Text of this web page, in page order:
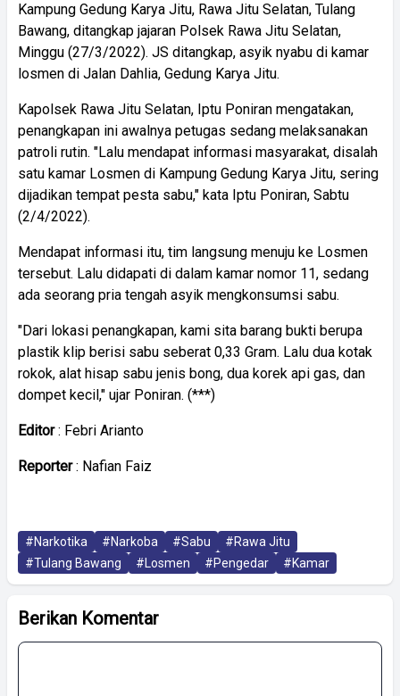
Kampung Gedung Karya Jitu, Rawa Jitu Selatan, Tulang
Bawang, ditangkap jajaran Polsek Rawa Jitu Selatan,
Minggu (27/3/2022). JS ditangkap, asyik nyabu di kamar
losmen di Jalan Dahlia, Gedung Karya Jitu.
Kapolsek Rawa Jitu Selatan, Iptu Poniran mengatakan,
penangkapan ini awalnya petugas sedang melaksanakan
patroli rutin. "Lalu mendapat informasi masyarakat, disalah
satu kamar Losmen di Kampung Gedung Karya Jitu, sering
dijadikan tempat pesta sabu," kata Iptu Poniran, Sabtu
(2/4/2022).
Mendapat informasi itu, tim langsung menuju ke Losmen
tersebut. Lalu didapati di dalam kamar nomor 11, sedang
ada seorang pria tengah asyik mengkonsumsi sabu.
"Dari lokasi penangkapan, kami sita barang bukti berupa
plastik klip berisi sabu seberat 0,33 Gram. Lalu dua kotak
rokok, alat hisap sabu jenis bong, dua korek api gas, dan
dompet kecil," ujar Poniran. (***)
Editor: Febri Arianto
Reporter: Nafian Faiz
#Narkotika #Narkoba #Sabu
#Rawa Jitu
#Tulang Bawang
#Losmen #Pengedar #Kamar
Berikan Komentar